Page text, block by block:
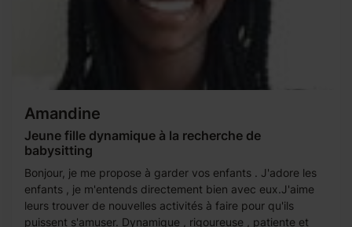
Amandine
Jeune fille dynamique à la recherche de
babysitting
Bonjour, je me propose à garder vos enfants . J'adore les
enfants , je m'entends directement bien avec eux.J'aime
leurs trouver de nouvelles activités à faire pour qu'ils
puissent s'amuser. Dynamique , rigoureuse , patiente et